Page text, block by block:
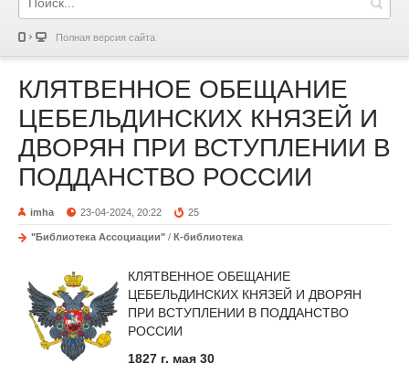
Полная версия сайта
КЛЯТВЕННОЕ ОБЕЩАНИЕ
ЦЕБЕЛЬДИНСКИХ КНЯЗЕЙ И
ДВОРЯН ПРИ ВСТУПЛЕНИИ В
ПОДДАНСТВО РОССИИ
imha 23-04-2024, 20:22 25
"Библиотека Ассоциации" / К-библиотека
КЛЯТВЕННОЕ ОБЕЩАНИЕ
ЦЕБЕЛЬДИНСКИХ КНЯЗЕЙ И ДВОРЯН
ПРИ ВСТУПЛЕНИИ В ПОДДАНСТВО
РОССИИ
1827 г. мая 30